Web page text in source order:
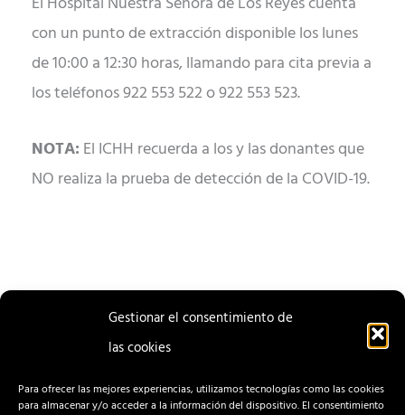
Gestionar el consentimiento de
las cookies
Para ofrecer las mejores experiencias, utilizamos tecnologías como las cookies
para almacenar y/o acceder a la información del dispositivo. El consentimiento
con un punto de extracción disponible los lunes
de 10:00 a 12:30 horas, llamando para cita previa a
los teléfonos 922 553 522 o 922 553 523.
NOTA: El ICHH recuerda a los y las donantes que
NO realiza la prueba de detección de la​ COVID-19.
ENTRADA